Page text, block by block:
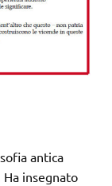
antica
Ha insegnato